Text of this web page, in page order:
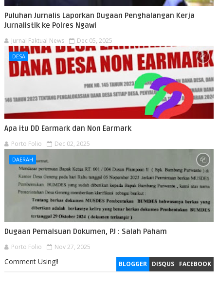
Puluhan Jurnalis Laporkan Dugaan Penghalangan Kerja
Jurnalistik ke Polres Ngawi
Jurnal Faktual News Dec 05, 2025
DESA
Apa itu DD Earmark dan Non Earmark
Porto Folio Dec 02, 2025
DAERAH
Dugaan Pemalsuan Dokumen, PJ : Salah Paham
Porto Folio Nov 27, 2025
BLOGGER DISQUS FACEBOOK
Comment Using!!